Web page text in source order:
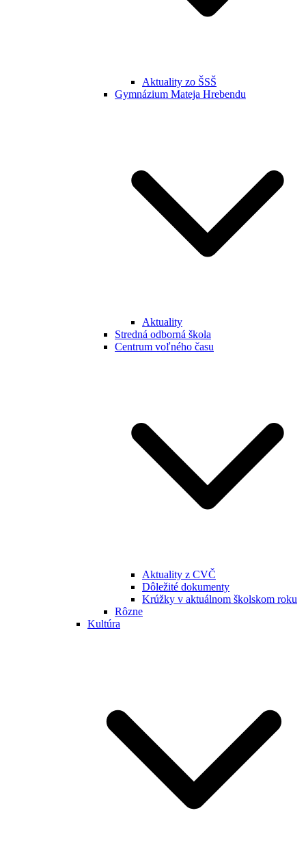
Aktuality zo ŠSŠ
Gymnázium Mateja Hrebendu
Aktuality
Stredná odborná škola
Centrum voľného času
Aktuality z CVČ
Dôležité dokumenty
Krúžky v aktuálnom školskom roku
Rôzne
Kultúra